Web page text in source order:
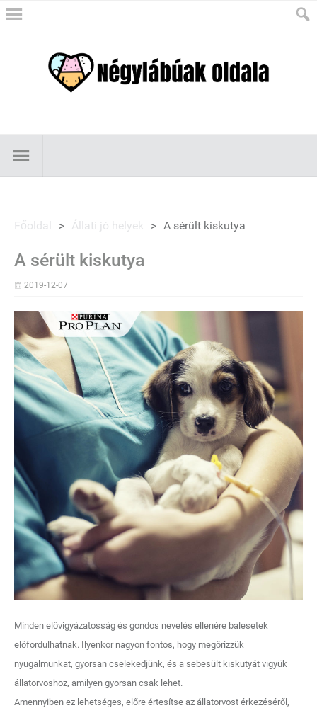
Főoldal > Állati jó helyek > A sérült kiskutya
A sérült kiskutya
2019-12-07
Minden elővigyázatosság és gondos nevelés ellenére balesetek
előfordulhatnak. Ilyenkor nagyon fontos, hogy megőrizzük
nyugalmunkat, gyorsan cselekedjünk, és a sebesült kiskutyát vigyük
állatorvoshoz, amilyen gyorsan csak lehet.
Amennyiben ez lehetséges, előre értesítse az állatorvost érkezéséről,